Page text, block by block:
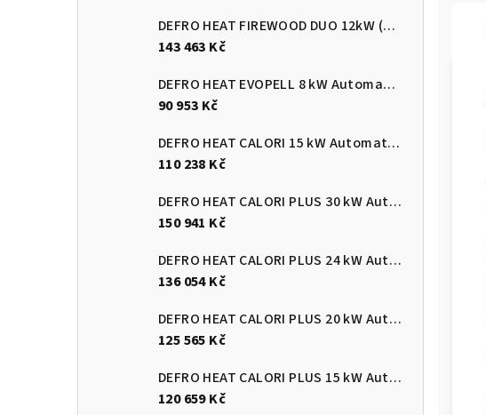
DEFRO HEAT FIREWOOD DUO 12kW (pelety/dřevo)
143 463 Kč
DEFRO HEAT EVOPELL 8 kW Automatický kotel na pelety
90 953 Kč
DEFRO HEAT CALORI 15 kW Automatický kotel na pelety
110 238 Kč
DEFRO HEAT CALORI PLUS 30 kW Automatický kotel na pelety
150 941 Kč
DEFRO HEAT CALORI PLUS 24 kW Automatický kotel na pelety
136 054 Kč
DEFRO HEAT CALORI PLUS 20 kW Automatický kotel na pelety
125 565 Kč
DEFRO HEAT CALORI PLUS 15 kW Automatický kotel na pelety
120 659 Kč